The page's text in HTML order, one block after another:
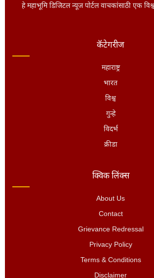
हे महाभूमि डिजिटल न्यूज पोर्टल वाचकांसाठी एक
कॅटेगरीज
महाराष्ट्र
भारत
विश्व
गुन्हे
विदर्भ
क्रीडा
क्विक लिंक्स
About Us
Contact
Grievance Redressal
Privacy Policy
Terms & Conditions
Disclaimer